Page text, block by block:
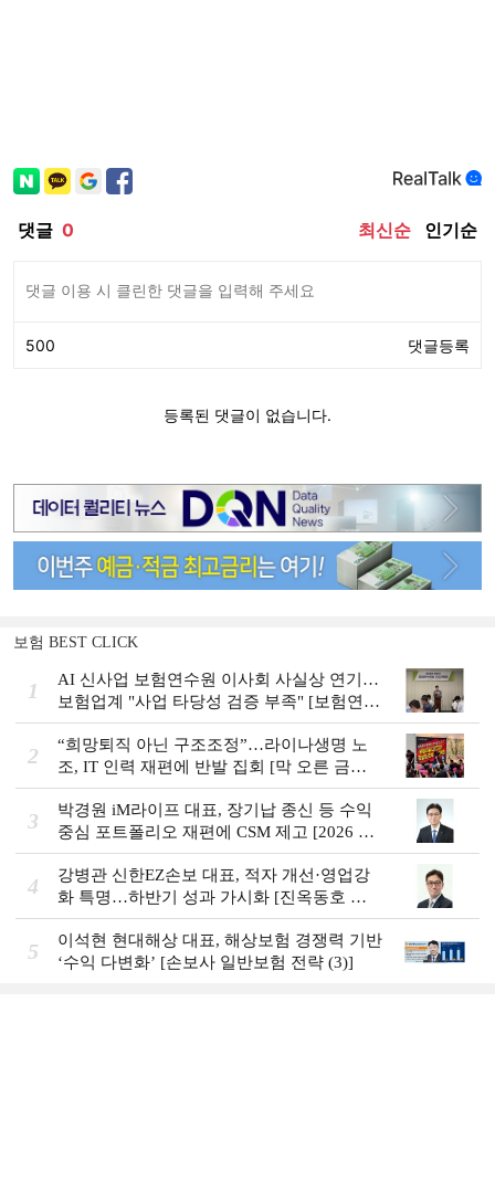
보험 BEST CLICK
1
AI 신사업 보험연수원 이사회 사실상 연기…
보험업계 "사업 타당성 검증 부족" [보험연수
원 AI사업 논란]
2
“희망퇴직 아닌 구조조정”…라이나생명 노
조, IT 인력 재편에 반발 집회 [막 오른 금융
권 하투(夏鬪)]
3
박경원 iM라이프 대표, 장기납 종신 등 수익
중심 포트폴리오 재편에 CSM 제고 [2026 금
융사 상반기 실적]
4
강병관 신한EZ손보 대표, 적자 개선·영업강
화 특명…하반기 성과 가시화 [진옥동호 신
한금융, 부스트업 점검]
5
이석현 현대해상 대표, 해상보험 경쟁력 기반
‘수익 다변화ʼ [손보사 일반보험 전략 (3)]